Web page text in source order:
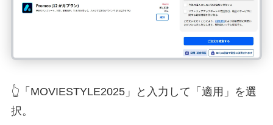
👆「MOVIESTYLE2025」と入力して「適用」を選
択。